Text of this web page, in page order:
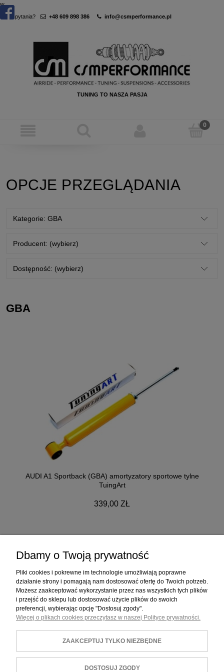
w
Masz pytania? +48 609 898 386 info@csmperformance.pl
TUNING TO NASZA PASJA
OPCJE PRZEGLĄDANIA
Kategorie: GBA
Producent: (wybierz)
Dostępność: (wybierz)
GBA
AUDI A1 Sportback (GBA) amortyzatory sportowe tylne
TuingArt
339,00 ZŁ
ZAKUPY
POMOC
MOJE KONTO
INFORMACJE
Dbamy o Twoją prywatność
Pliki cookies i pokrewne im technologie umożliwiają poprawne
działanie strony i pomagają nam dostosować ofertę do Twoich potrzeb.
Możesz zaakceptować wykorzystanie przez nas wszystkich tych plików
i przejść do sklepu lub dostosować użycie plików do swoich
preferencji, wybierając opcję "Dostosuj zgody".
Więcej o plikach cookies przeczytasz w naszej Polityce prywatności.
ZAAKCEPTUJ TYLKO NIEZBĘDNE
DOSTOSUJ ZGODY